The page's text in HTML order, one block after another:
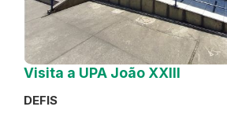
Visita a UPA João XXIII
DEFIS